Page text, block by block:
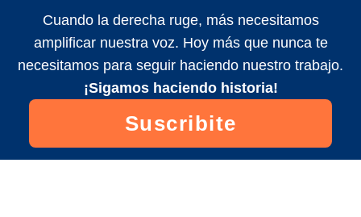
Cuando la derecha ruge, más necesitamos
amplificar nuestra voz. Hoy más que nunca te
necesitamos para seguir haciendo nuestro trabajo.
¡Sigamos haciendo historia!
Suscribite